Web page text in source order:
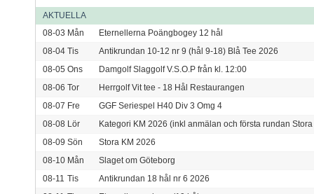
AKTUELLA
08-03 Mån
Eternellerna Poängbogey 12 hål
08-04 Tis
Antikrundan 10-12 nr 9 (hål 9-18) Blå Tee 2026
08-05 Ons
Damgolf Slaggolf V.S.O.P från kl. 12:00
08-06 Tor
Herrgolf Vit tee - 18 Hål Restaurangen
08-07 Fre
GGF Seriespel H40 Div 3 Omg 4
08-08 Lör
Kategori KM 2026 (inkl anmälan och första rundan Stora
08-09 Sön
Stora KM 2026
08-10 Mån
Slaget om Göteborg
08-11 Tis
Antikrundan 18 hål nr 6 2026